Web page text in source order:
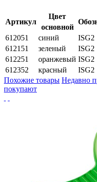
Артикул
Цвет
основной
612051
синий ISG2
612151
зеленый ISG2
612251
оранжевый ISG2
612352
красный ISG2
Похожие товары Недавно
покупают